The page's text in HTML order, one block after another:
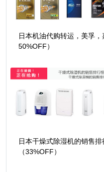
日本机油代购转运，美孚
50%OFF）
日本干燥式除湿机的销售
（33%OFF）